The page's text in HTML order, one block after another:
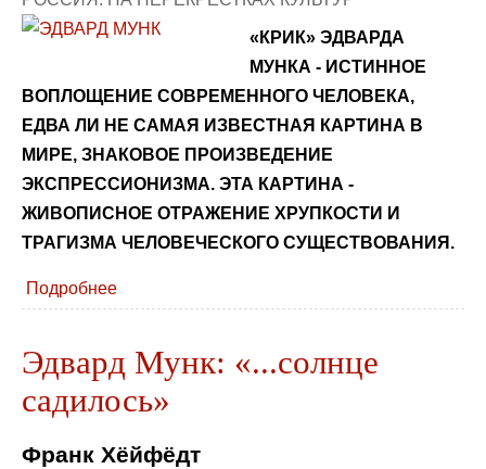
«КРИК» ЭДВАРДА
МУНКА - ИСТИННОЕ
ВОПЛОЩЕНИЕ СОВРЕМЕННОГО ЧЕЛОВЕКА,
ЕДВА ЛИ НЕ САМАЯ ИЗВЕСТНАЯ КАРТИНА В
МИРЕ, ЗНАКОВОЕ ПРОИЗВЕДЕНИЕ
ЭКСПРЕССИОНИЗМА. ЭТА КАРТИНА -
ЖИВОПИСНОЕ ОТРАЖЕНИЕ ХРУПКОСТИ И
ТРАГИЗМА ЧЕЛОВЕЧЕСКОГО СУЩЕСТВОВАНИЯ.
Подробнее
Эдвард Мунк: «...солнце
садилось»
Франк Хёйфёдт